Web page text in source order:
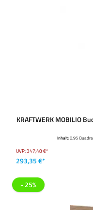
KRAFTWERK MOBILIO
Inhalt:0.95
UVP:347,48 €*
293,35 €*
- 25%